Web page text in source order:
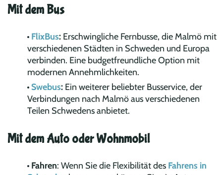
Mit dem Bus
FlixBus: Erschwingliche Fernbusse, die Malmö mit
verschiedenen Städten in Schweden und Europa
verbinden. Eine budgetfreundliche Option mit
modernen Annehmlichkeiten.
Swebus: Ein weiterer beliebter Busservice, der
Verbindungen nach Malmö aus verschiedenen
Teilen Schwedens anbietet.
Mit dem Auto oder Wohnmobil
Fahren: Wenn Sie die Flexibilität des Fahrens in